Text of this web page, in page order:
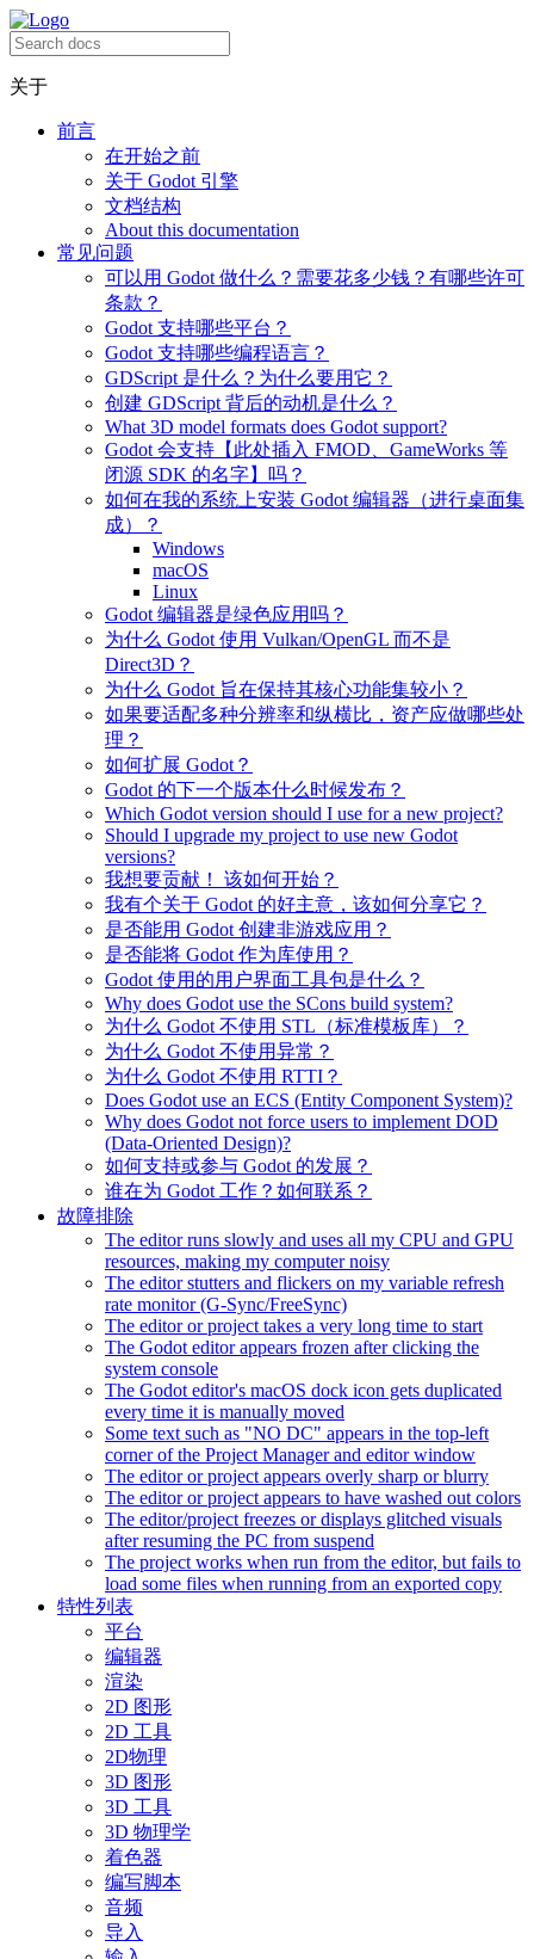
关于
前言
在开始之前
关于 Godot 引擎
文档结构
About this documentation
常见问题
可以用 Godot 做什么？需要花多少钱？有哪些许可
条款？
Godot 支持哪些平台？
Godot 支持哪些编程语言？
GDScript 是什么？为什么要用它？
创建 GDScript 背后的动机是什么？
What 3D model formats does Godot support?
Godot 会支持【此处插入 FMOD、GameWorks 等
闭源 SDK 的名字】吗？
如何在我的系统上安装 Godot 编辑器（进行桌面集
成）？
Windows
macOS
Linux
Godot 编辑器是绿色应用吗？
为什么 Godot 使用 Vulkan/OpenGL 而不是
Direct3D？
为什么 Godot 旨在保持其核心功能集较小？
如果要适配多种分辨率和纵横比，资产应做哪些处
理？
如何扩展 Godot？
Godot 的下一个版本什么时候发布？
Which Godot version should I use for a new project?
Should I upgrade my project to use new Godot
versions?
我想要贡献！ 该如何开始？
我有个关于 Godot 的好主意，该如何分享它？
是否能用 Godot 创建非游戏应用？
是否能将 Godot 作为库使用？
Godot 使用的用户界面工具包是什么？
Why does Godot use the SCons build system?
为什么 Godot 不使用 STL（标准模板库）？
为什么 Godot 不使用异常？
为什么 Godot 不使用 RTTI？
Does Godot use an ECS (Entity Component System)?
Why does Godot not force users to implement DOD
(Data-Oriented Design)?
如何支持或参与 Godot 的发展？
谁在为 Godot 工作？如何联系？
故障排除
The editor runs slowly and uses all my CPU and GPU
resources, making my computer noisy
The editor stutters and flickers on my variable refresh
rate monitor (G-Sync/FreeSync)
The editor or project takes a very long time to start
The Godot editor appears frozen after clicking the
system console
The Godot editor's macOS dock icon gets duplicated
every time it is manually moved
Some text such as "NO DC" appears in the top-left
corner of the Project Manager and editor window
The editor or project appears overly sharp or blurry
The editor or project appears to have washed out colors
The editor/project freezes or displays glitched visuals
after resuming the PC from suspend
The project works when run from the editor, but fails to
load some files when running from an exported copy
特性列表
平台
编辑器
渲染
2D 图形
2D 工具
2D物理
3D 图形
3D 工具
3D 物理学
着色器
编写脚本
音频
导入